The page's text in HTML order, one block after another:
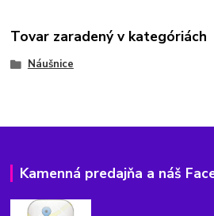
Tovar zaradený v kategóriách
Náušnice
Kamenná predajňa a náš